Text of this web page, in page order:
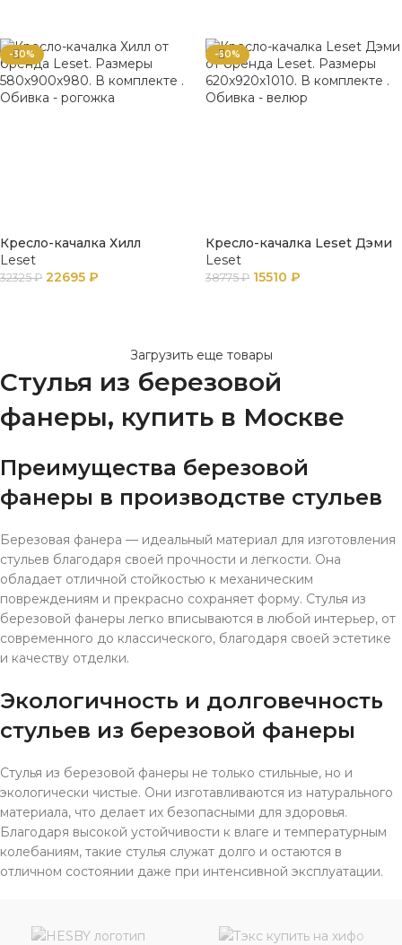
-30%
Кресло-качалка Хилл
Leset
32325₽ 22695 ₽
-60%
Кресло-качалка Leset Дэми
Leset
38775₽ 15510 ₽
Загрузить еще товары
Стулья из березовой
фанеры, купить в Москве
Преимущества березовой
фанеры в производстве стульев
Березовая фанера — идеальный материал для изготовления
стульев благодаря своей прочности и легкости. Она
обладает отличной стойкостью к механическим
повреждениям и прекрасно сохраняет форму. Стулья из
березовой фанеры легко вписываются в любой интерьер, от
современного до классического, благодаря своей эстетике
и качеству отделки.
Экологичность и долговечность
стульев из березовой фанеры
Стулья из березовой фанеры не только стильные, но и
экологически чистые. Они изготавливаются из натурального
материала, что делает их безопасными для здоровья.
Благодаря высокой устойчивости к влаге и температурным
колебаниям, такие стулья служат долго и остаются в
отличном состоянии даже при интенсивной эксплуатации.